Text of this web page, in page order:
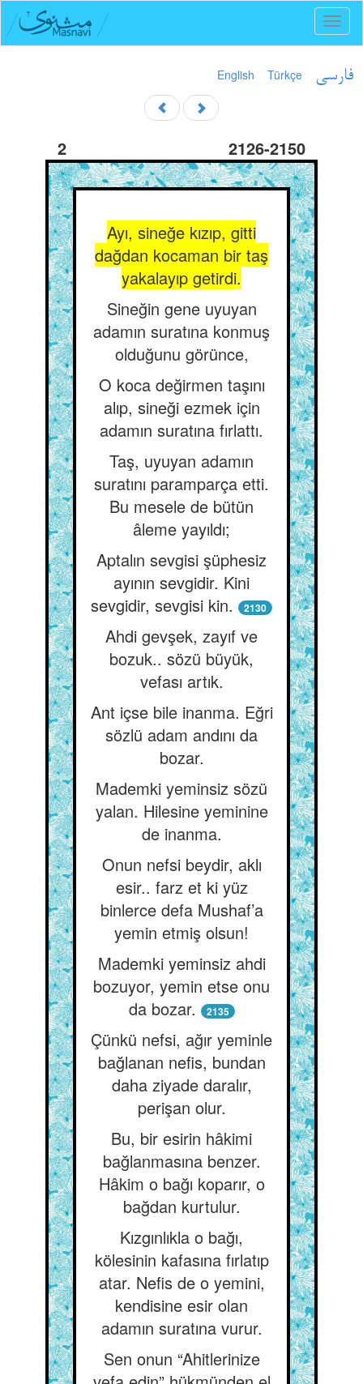
English Türkçe فارسی
2 2126-2150
Ayı, sineğe kızıp, gitti
dağdan kocaman bir taş
yakalayıp getirdi.
Sineğin gene uyuyan
adamın suratına konmuş
olduğunu görünce,
O koca değirmen taşını
alıp, sineği ezmek için
adamın suratına fırlattı.
Taş, uyuyan adamın
suratını paramparça etti.
Bu mesele de bütün
âleme yayıldı;
Aptalın sevgisi şüphesiz
ayının sevgidir. Kini
sevgidir, sevgisi kin.
2130
Ahdi gevşek, zayıf ve
bozuk.. sözü büyük,
vefası artık.
Ant içse bile inanma. Eğri
sözlü adam andını da
bozar.
Mademki yeminsiz sözü
yalan. Hilesine yeminine
de inanma.
Onun nefsi beydir, aklı
esir.. farz et ki yüz
binlerce defa Mushaf’a
yemin etmiş olsun!
Mademki yeminsiz ahdi
bozuyor, yemin etse onu
da bozar.
2135
Çünkü nefsi, ağır yeminle
bağlanan nefis, bundan
daha ziyade daralır,
perişan olur.
Bu, bir esirin hâkimi
bağlanmasına benzer.
Hâkim o bağı koparır, o
bağdan kurtulur.
Kızgınlıkla o bağı,
kölesinin kafasına fırlatıp
atar. Nefis de o yemini,
kendisine esir olan
adamın suratına vurur.
Sen onun “Ahitlerinize